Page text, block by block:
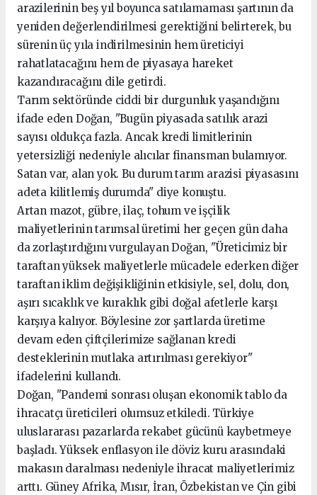
arazilerinin beş yıl boyunca satılamaması şartının da
yeniden değerlendirilmesi gerektiğini belirterek, bu
sürenin üç yıla indirilmesinin hem üreticiyi
rahatlatacağını hem de piyasaya hareket
kazandıracağını dile getirdi.
Tarım sektöründe ciddi bir durgunluk yaşandığını
ifade eden Doğan, "Bugün piyasada satılık arazi
sayısı oldukça fazla. Ancak kredi limitlerinin
yetersizliği nedeniyle alıcılar finansman bulamıyor.
Satan var, alan yok. Bu durum tarım arazisi piyasasını
adeta kilitlemiş durumda" diye konuştu.
Artan mazot, gübre, ilaç, tohum ve işçilik
maliyetlerinin tarımsal üretimi her geçen gün daha
da zorlaştırdığını vurgulayan Doğan, "Üreticimiz bir
taraftan yüksek maliyetlerle mücadele ederken diğer
taraftan iklim değişikliğinin etkisiyle, sel, dolu, don,
aşırı sıcaklık ve kuraklık gibi doğal afetlerle karşı
karşıya kalıyor. Böylesine zor şartlarda üretime
devam eden çiftçilerimize sağlanan kredi
desteklerinin mutlaka artırılması gerekiyor"
ifadelerini kullandı.
Doğan, "Pandemi sonrası oluşan ekonomik tablo da
ihracatçı üreticileri olumsuz etkiledi. Türkiye
uluslararası pazarlarda rekabet gücünü kaybetmeye
başladı. Yüksek enflasyon ile döviz kuru arasındaki
makasın daralması nedeniyle ihracat maliyetlerimiz
arttı. Güney Afrika, Mısır, İran, Özbekistan ve Çin gibi